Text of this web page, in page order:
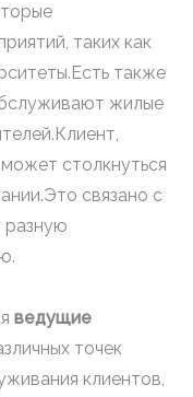
таких как
также
жилые
столкнуться
связано с
разную
ведущие
точек
клиентов,